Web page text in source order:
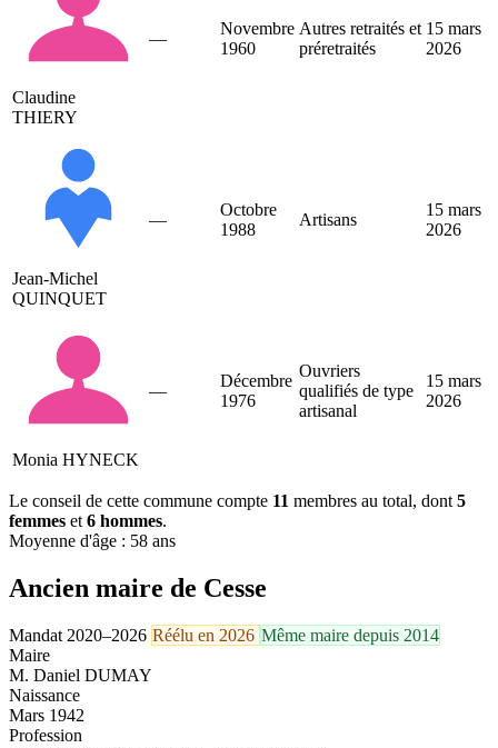
Claudine
THIERY
—
Novembre
1960
Autres retraités et
préretraités
15 mars
2026
Jean-Michel
QUINQUET
—
Octobre
1988
Artisans
15 mars
2026
Monia HYNECK
—
Décembre
1976
Ouvriers
qualifiés de type
artisanal
15 mars
2026
Le conseil de cette commune compte 11 membres au total, dont 5
femmes et 6 hommes.
Moyenne d'âge : 58 ans
Ancien maire de Cesse
Mandat 2020–2026 Réélu en 2026 Même maire depuis 2014
Maire
M. Daniel DUMAY
Naissance
Mars 1942
Profession